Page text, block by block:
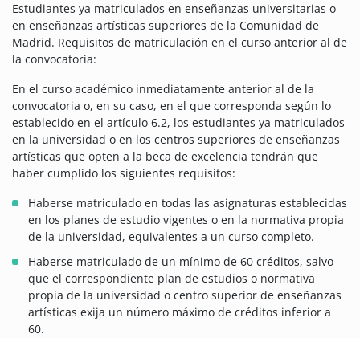
Estudiantes ya matriculados en enseñanzas universitarias o
en enseñanzas artísticas superiores de la Comunidad de
Madrid. Requisitos de matriculación en el curso anterior al de
la convocatoria:
En el curso académico inmediatamente anterior al de la
convocatoria o, en su caso, en el que corresponda según lo
establecido en el artículo 6.2, los estudiantes ya matriculados
en la universidad o en los centros superiores de enseñanzas
artísticas que opten a la beca de excelencia tendrán que
haber cumplido los siguientes requisitos:
Haberse matriculado en todas las asignaturas establecidas
en los planes de estudio vigentes o en la normativa propia
de la universidad, equivalentes a un curso completo.
Haberse matriculado de un mínimo de 60 créditos, salvo
que el correspondiente plan de estudios o normativa
propia de la universidad o centro superior de enseñanzas
artísticas exija un número máximo de créditos inferior a
60.